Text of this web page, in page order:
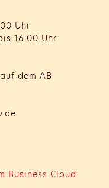
Uhr
16:00 Uhr
dem AB
Business Cloud